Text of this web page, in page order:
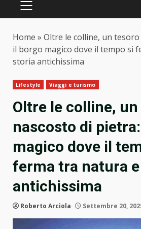
PRIMARY
Home » Oltre le colline, un
il borgo magico dove il tempo si
storia antichissima
Lifestyle Viaggi e turismo
Oltre le colline,
nascosto di
magico dove il
ferma tra natura
antichissima
Roberto Arciola Settembre 20,